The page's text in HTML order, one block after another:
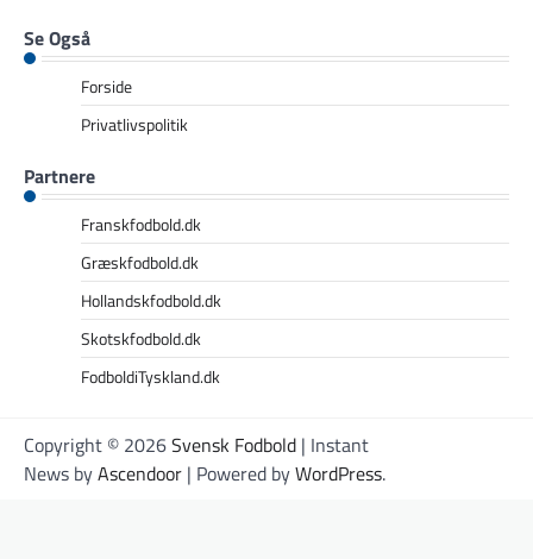
Se Også
Forside
Privatlivspolitik
Partnere
Franskfodbold.dk
Græskfodbold.dk
Hollandskfodbold.dk
Skotskfodbold.dk
FodboldiTyskland.dk
Copyright © 2026Svensk Fodbold | Instant
News byAscendoor | Powered byWordPress.